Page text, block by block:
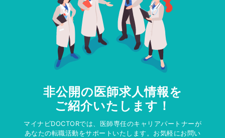
非公開の医師求人情報を
ご紹介いたします！
マイナビDOCTORでは、医師専任のキャリアパートナーが
あなたの転職活動をサポートいたします。お気軽にお問い